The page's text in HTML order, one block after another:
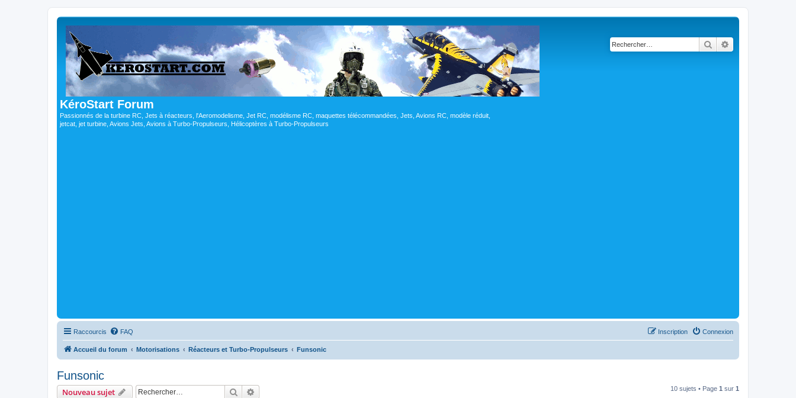
KéroStart Forum
Passionnés de la turbine RC, Jets à réacteurs, l'Aeromodelisme, Jet RC, modélisme RC, maquettes télécommandées, Jets, Avions RC, modèle réduit,
jetcat, jet turbine, Avions Jets, Avions à Turbo-Propulseurs, Hélicoptères à Turbo-Propulseurs
Rechercher
Raccourcis FAQ Connexion
Inscription
Accueil du forum Motorisations Réacteurs et Turbo-Propulseurs Funsonic
Funsonic
Nouveau sujet Rechercher 10 sujets • Page 1 sur 1